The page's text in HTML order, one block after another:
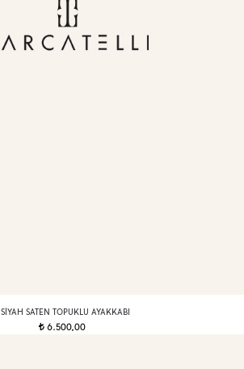
SIYAH SATEN TOPUKLU AYAKKABI
t 6.500,00